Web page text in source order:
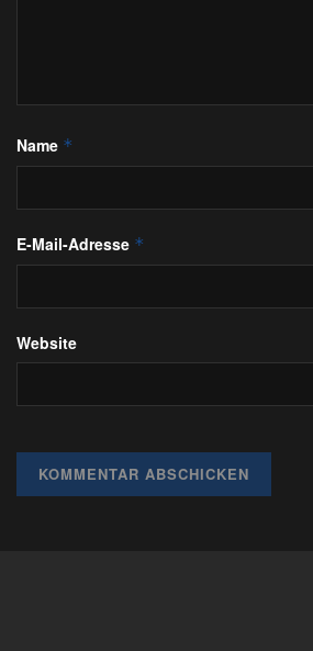
Name *
E-Mail-Adresse *
Website